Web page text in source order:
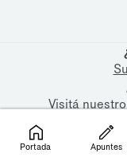
Visitá
Portada Apuntes